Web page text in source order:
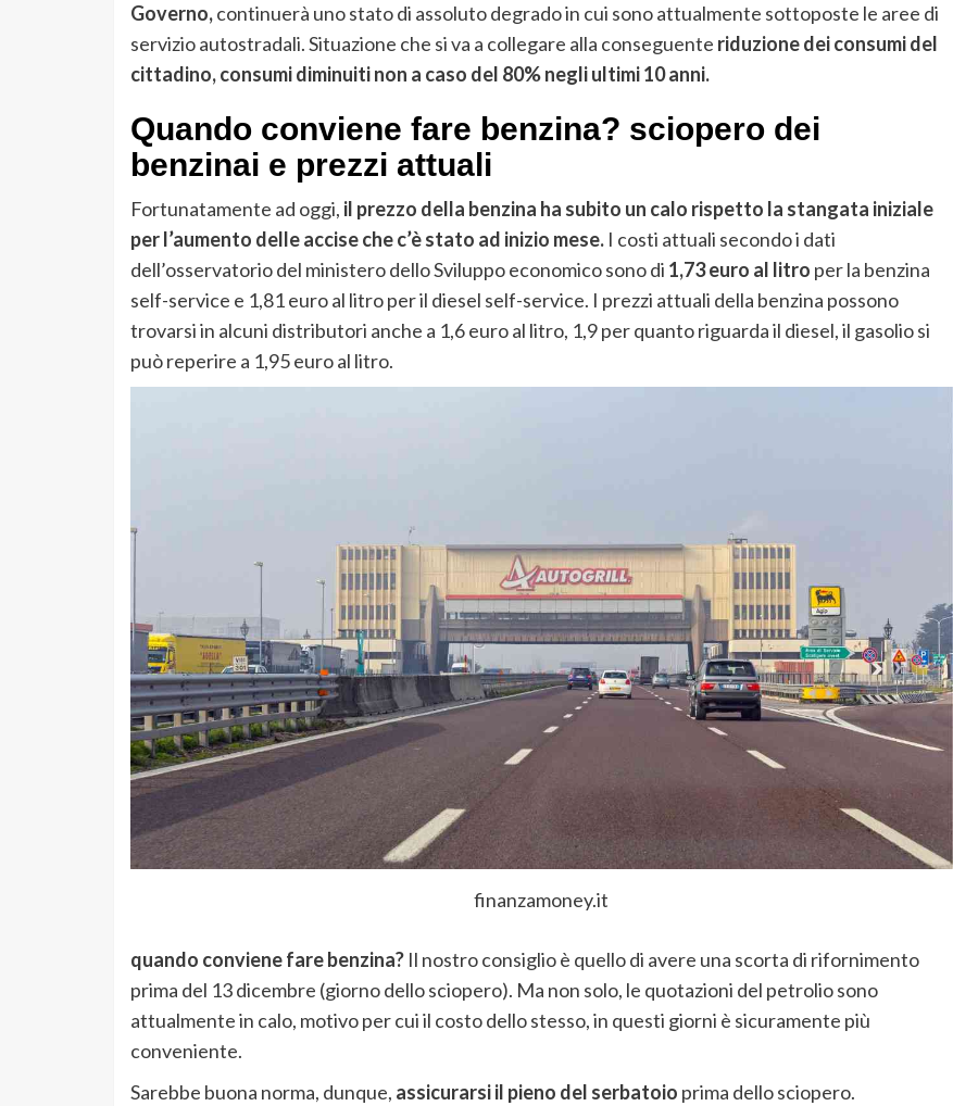
Governo,continuerà uno stato di assoluto degrado in cui sono attualmente sottoposte le aree di
servizio autostradali. Situazione che si va a collegare alla conseguente riduzione dei consumi del
cittadino, consumi diminuiti non a caso del 80% negli ultimi 10 anni.
Quando conviene fare benzina? sciopero dei
benzinai e prezzi attuali
Fortunatamente ad oggi, il prezzo della benzina ha subito un calo rispetto la stangata iniziale
per l’aumento delle accise che c’è stato ad inizio mese.I costi attuali secondo i dati
dell’osservatorio del ministero dello Sviluppo economico sono di 1,73 euro al litro per la benzina
self-service e 1,81 euro al litro per il diesel self-service. I prezzi attuali della benzina possono
trovarsi in alcuni distributori anche a 1,6 euro al litro, 1,9 per quanto riguarda il diesel, il gasolio si
può reperire a 1,95 euro al litro.
finanzamoney.it
quando conviene fare benzina? Il nostro consiglio è quello di avere una scorta di rifornimento
prima del 13 dicembre (giorno dello sciopero). Ma non solo, le quotazioni del petrolio sono
attualmente in calo, motivo per cui il costo dello stesso, in questi giorni è sicuramente più
conveniente.
Sarebbe buona norma, dunque, assicurarsi il pieno del serbatoio prima dello sciopero.